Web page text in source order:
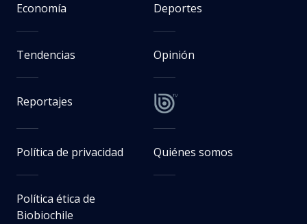
Economía Deportes
Tendencias Opinión
Reportajes
Política de privacidad Quiénes somos
Política ética de
Biobiochile